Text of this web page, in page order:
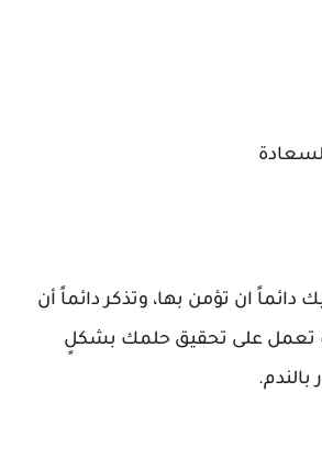
دائماً ان تؤمن بها، وتذكر دائماً أن
تعمل على تحقيق حلمك بشكلٍ